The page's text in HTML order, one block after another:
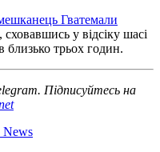
Гватемали
, сховавшись у відсіку шасі
близько трьох годин.
Підписуйтесь на
News